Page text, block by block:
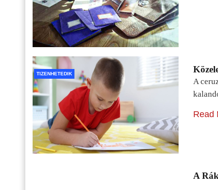
TIZENHETEDIK
A
Read
A